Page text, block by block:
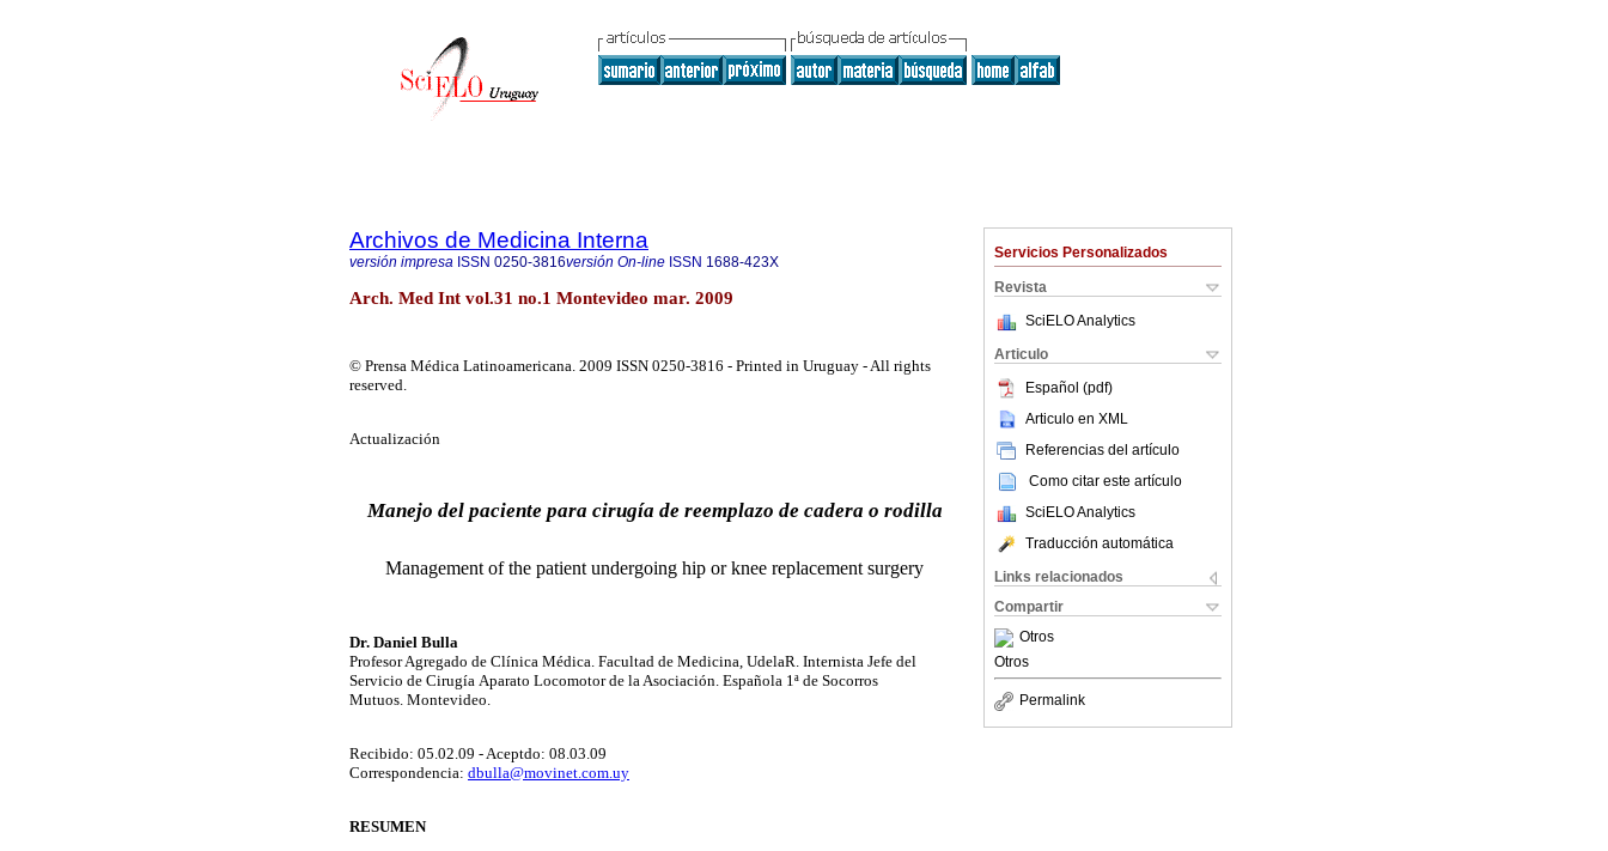
Servicios Personalizados
Revista
SciELO Analytics
Articulo
Español (pdf)
Articulo en XML
Referencias del artículo
Como citar este artículo
SciELO Analytics
Traducción automática
Links relacionados
Compartir
Otros
Otros
Permalink
Archivos de Medicina Interna
versión impresa ISSN 0250-3816versión On-line ISSN 1688-423X
Arch. Med Int vol.31 no.1 Montevideo mar. 2009
© Prensa Médica Latinoamericana. 2009 ISSN 0250-3816 - Printed in Uruguay - All rights
reserved.
Actualización
Manejo del paciente para cirugía de reemplazo de cadera o rodilla
Management of the patient undergoing hip or knee replacement surgery
Dr. Daniel Bulla
Profesor Agregado de Clínica Médica. Facultad de Medicina, UdelaR. Internista Jefe del
Servicio de Cirugía Aparato Locomotor de la Asociación. Española 1ª de Socorros
Mutuos. Montevideo.
Recibido: 05.02.09 - Aceptdo: 08.03.09
Correspondencia: dbulla@movinet.com.uy
RESUMEN